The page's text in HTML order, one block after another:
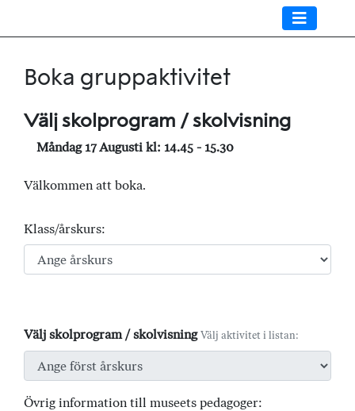
Boka gruppaktivitet
Välj skolprogram / skolvisning
Måndag 17 Augusti kl: 14.45 - 15.30
Välkommen att boka.
Klass/årskurs:
Välj skolprogram / skolvisning Välj aktivitet i listan:
Övrig information till museets pedagoger: